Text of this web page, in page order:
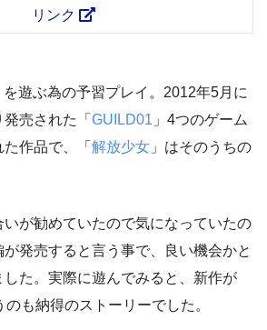
リンク
を遊ぶ為の予習プレイ 。2012年5月に
売された「 GUILD01 」4つのゲーム
作品で、「 解放少女 」はそのうちの
が勧めていたので気になっていたの
発売すると言う事で、良い機会かと
た。実際に遊んでみると、新作が
も納得のストーリーでした。